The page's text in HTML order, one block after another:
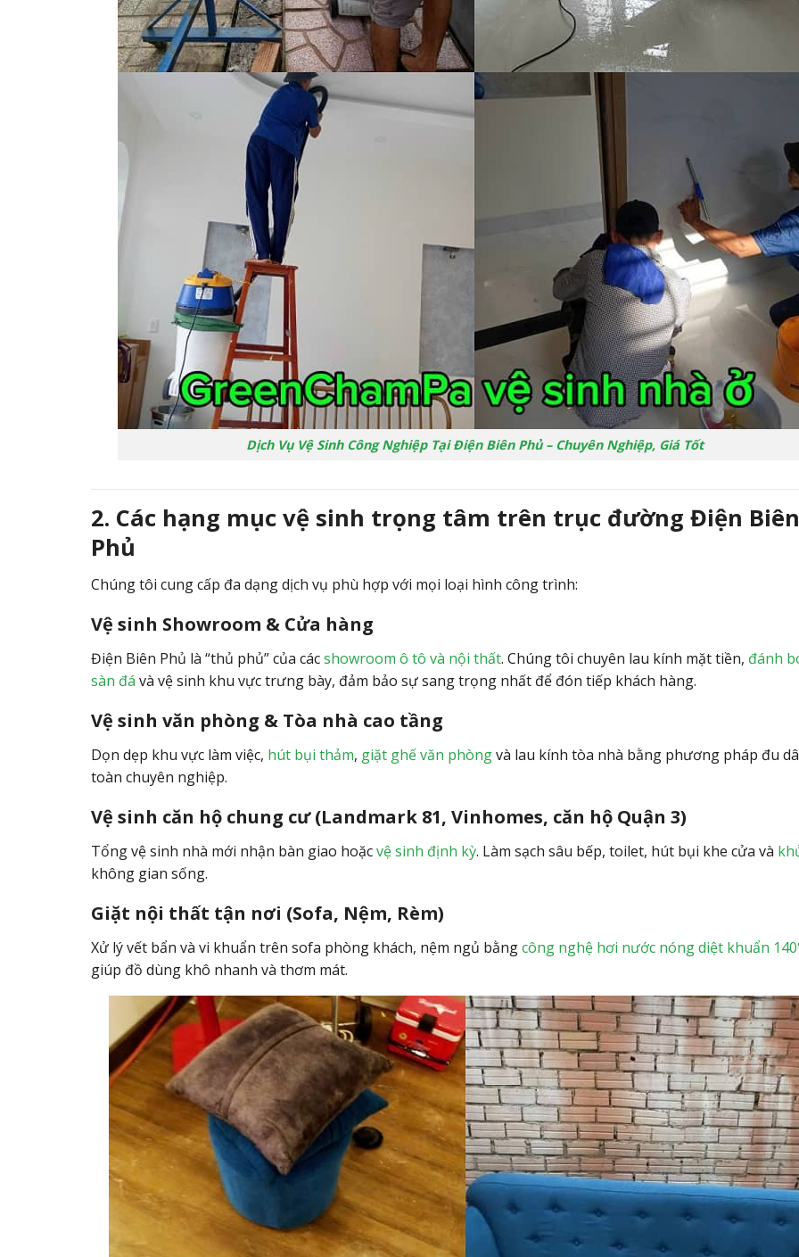
Dịch Vụ Vệ Sinh Công Nghiệp Tại Điện Biên Phủ – Chuyên Nghiệp, Giá Tốt
2. Các hạng mục vệ sinh trọng tâm trên trục đường Điện Biên
Phủ
Chúng tôi cung cấp đa dạng dịch vụ phù hợp với mọi loại hình công trình:
Vệ sinh Showroom & Cửa hàng
Điện Biên Phủ là “thủ phủ” của cácshowroom ô tô và nội thất. Chúng tôi chuyên lau kính mặt tiền, đánh
sàn đá và vệ sinh khu vực trưng bày, đảm bảo sự sang trọng nhất để đón tiếp khách hàng.
Vệ sinh văn phòng & Tòa nhà cao tầng
Dọn dẹp khu vực làm việc, hút bụi thảm, giặt ghế văn phòngvà lau kính tòa nhà bằng phương pháp đu
toàn chuyên nghiệp.
Vệ sinh căn hộ chung cư (Landmark 81, Vinhomes, căn hộ Quận 3)
Tổng vệ sinh nhà mới nhận bàn giao hoặcvệ sinh định kỳ. Làm sạch sâu bếp, toilet, hút bụi khe cửa và
không gian sống.
Giặt nội thất tận nơi (Sofa, Nệm, Rèm)
Xử lý vết bẩn và vi khuẩn trên sofa phòng khách, nệm ngủ bằngcông nghệ hơi nước nóng diệt khuẩn
giúp đồ dùng khô nhanh và thơm mát.